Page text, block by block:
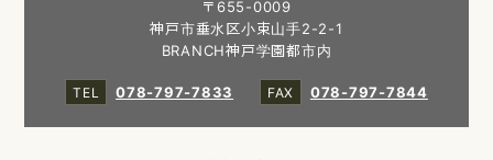
〒655-0009
神戸市垂水区小束山手2-2-1
BRANCH神戸学園都市内
078-797-7833
078-797-7844